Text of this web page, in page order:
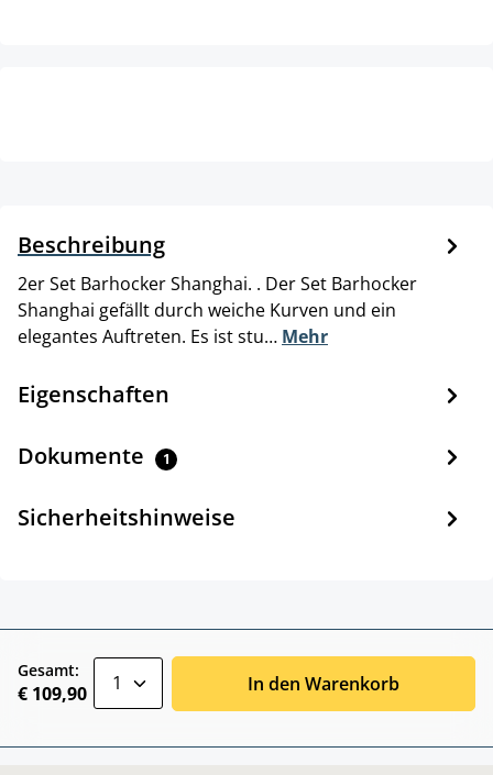
Beschreibung
2er Set Barhocker Shanghai. . Der Set Barhocker
Shanghai gefällt durch weiche Kurven und ein
elegantes Auftreten. Es ist stu… Mehr
Eigenschaften
Dokumente 1
Sicherheitshinweise
Gesamt:
€ 109,90 In den Warenkorb